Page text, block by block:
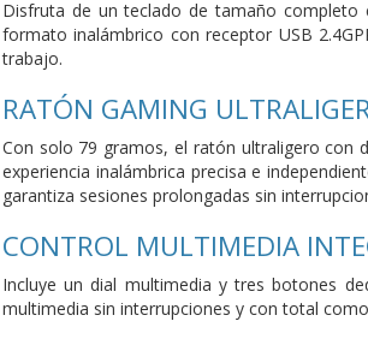
Disfruta de un teclado de tamaño completo
formato inalámbrico con receptor USB
trabajo.
RATÓN GAMING
Con solo 79 gramos, el ratón ultraligero con
experiencia inalámbrica precisa e
garantiza sesiones prolongadas sin
CONTROL MULTIMEDIA
Incluye un dial multimedia y tres botones
multimedia sin interrupciones y con total